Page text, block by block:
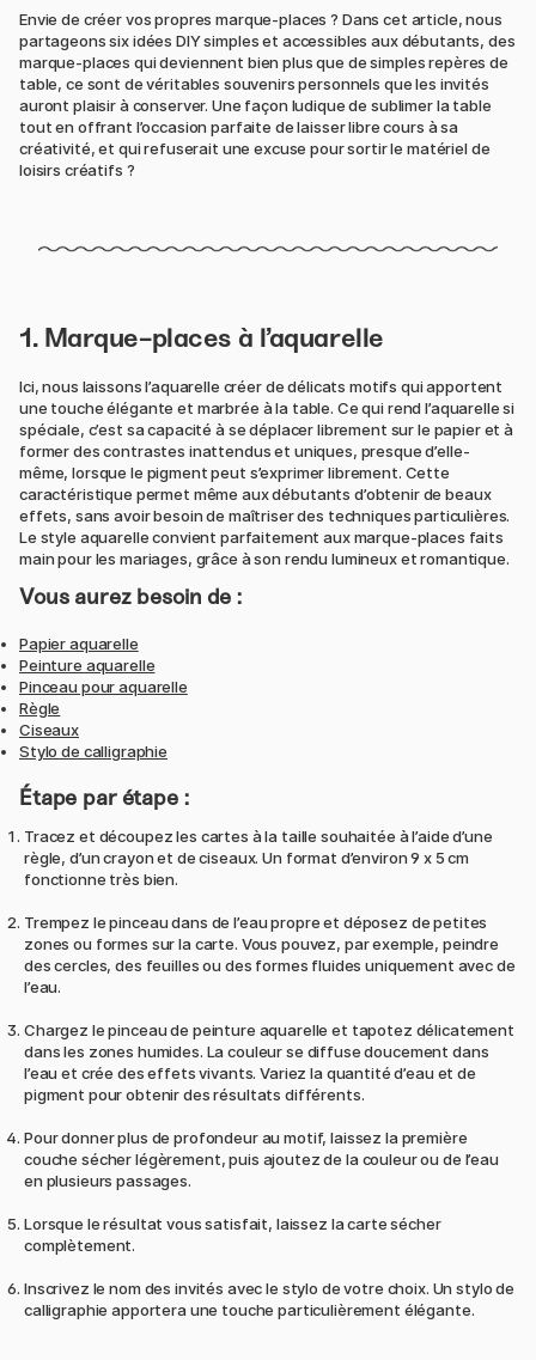
Envie de créer vos propres marque-places ? Dans cet article, nous
partageons six idées DIY simples et accessibles aux débutants, des
marque-places qui deviennent bien plus que de simples repères de
table, ce sont de véritables souvenirs personnels que les invités
auront plaisir à conserver. Une façon ludique de sublimer la table
tout en offrant l’occasion parfaite de laisser libre cours à sa
créativité, et qui refuserait une excuse pour sortir le matériel de
loisirs créatifs ?
1. Marque-places à l’aquarelle
Ici, nous laissons l’aquarelle créer de délicats motifs qui apportent
une touche élégante et marbrée à la table. Ce qui rend l’aquarelle si
spéciale, c’est sa capacité à se déplacer librement sur le papier et à
former des contrastes inattendus et uniques, presque d’elle-
même, lorsque le pigment peut s’exprimer librement. Cette
caractéristique permet même aux débutants d’obtenir de beaux
effets, sans avoir besoin de maîtriser des techniques particulières.
Le style aquarelle convient parfaitement aux marque-places faits
main pour les mariages, grâce à son rendu lumineux et romantique.
Vous aurez besoin de :
Papier aquarelle
Peinture aquarelle
Pinceau pour aquarelle
Règle
Ciseaux
Stylo de calligraphie
Étape par étape :
Tracez et découpez les cartes à la taille souhaitée à l’aide d’une
règle, d’un crayon et de ciseaux. Un format d’environ 9 x 5 cm
fonctionne très bien.
Trempez le pinceau dans de l’eau propre et déposez de petites
zones ou formes sur la carte. Vous pouvez, par exemple, peindre
des cercles, des feuilles ou des formes fluides uniquement avec de
l’eau.
Chargez le pinceau de peinture aquarelle et tapotez délicatement
dans les zones humides. La couleur se diffuse doucement dans
l’eau et crée des effets vivants. Variez la quantité d’eau et de
pigment pour obtenir des résultats différents.
Pour donner plus de profondeur au motif, laissez la première
couche sécher légèrement, puis ajoutez de la couleur ou de l’eau
en plusieurs passages.
Lorsque le résultat vous satisfait, laissez la carte sécher
complètement.
Inscrivez le nom des invités avec le stylo de votre choix. Un stylo de
calligraphie apportera une touche particulièrement élégante.